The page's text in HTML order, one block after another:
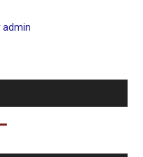
admin